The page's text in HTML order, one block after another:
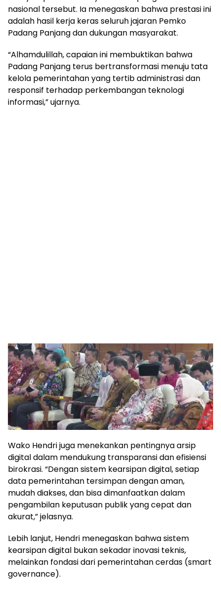
nasional tersebut. Ia menegaskan bahwa prestasi ini
adalah hasil kerja keras seluruh jajaran Pemko
Padang Panjang dan dukungan masyarakat.
“Alhamdulillah, capaian ini membuktikan bahwa
Padang Panjang terus bertransformasi menuju tata
kelola pemerintahan yang tertib administrasi dan
responsif terhadap perkembangan teknologi
informasi,” ujarnya.
Wako Hendri juga menekankan pentingnya arsip
digital dalam mendukung transparansi dan efisiensi
birokrasi. “Dengan sistem kearsipan digital, setiap
data pemerintahan tersimpan dengan aman,
mudah diakses, dan bisa dimanfaatkan dalam
pengambilan keputusan publik yang cepat dan
akurat,” jelasnya.
Lebih lanjut, Hendri menegaskan bahwa sistem
kearsipan digital bukan sekadar inovasi teknis,
melainkan fondasi dari pemerintahan cerdas (smart
governance).